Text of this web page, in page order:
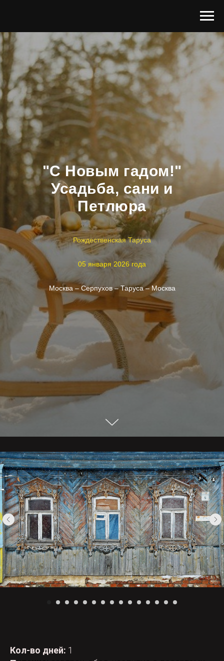
"C Новым гадом!"
Усадьба, сани и
Петлюра
Рождественская Таруса
05 января 2026 года
Москва – Серпухов – Таруса – Москва
Кол-во дней: 1